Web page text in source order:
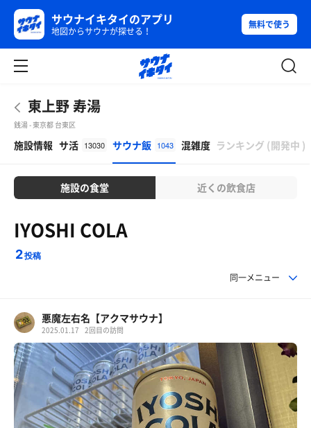
サウナイキタイのアプリ
地図からサウナが探せる！
無料で使う
東上野 寿湯
銭湯 - 東京都 台東区
施設情報 サ活 13030 サウナ飯 1043 混雑度 ランキング (開発中 )
施設の食堂 近くの飲食店
IYOSHI COLA
2投稿
同一メニュー
悪魔左右名【アクマサウナ】
2025.01.17 2回目の訪問